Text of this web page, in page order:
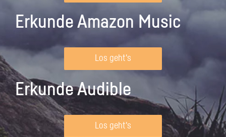
Erkunde Amazon Music
Los geht's
Erkunde Audible
Los geht's